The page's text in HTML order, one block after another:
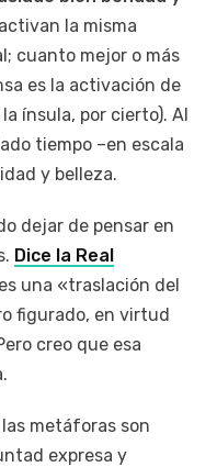
la misma
cuanto mejor o más
es la activación de
ínsula, por cierto). Al
tiempo –en escala
y belleza.
dejar de pensar en
Dice la Real
una «traslación del
figurado, en virtud
creo que esa
metáforas son
expresa y